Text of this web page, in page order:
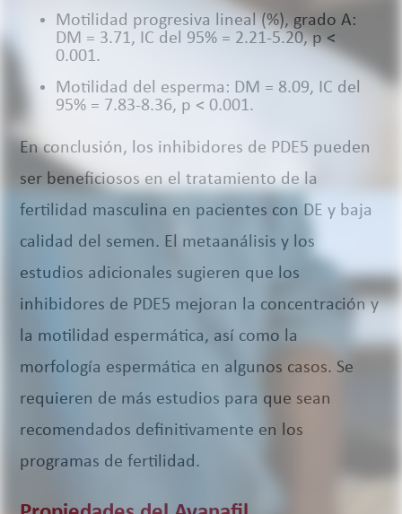
Motilidad progresiva lineal (%), grado A:
DM = 3.71, IC del 95% = 2.21-5.20, p <
0.001.
Motilidad del esperma: DM = 8.09, IC del
95% = 7.83-8.36, p < 0.001.
En conclusión, los inhibidores de PDE5 pueden
ser beneficiosos en el tratamiento de la
fertilidad masculina en pacientes con DE y baja
calidad del semen. El metaanálisis y los
estudios adicionales sugieren que los
inhibidores de PDE5 mejoran la concentración y
la motilidad espermática, así como la
morfología espermática en algunos casos. Se
requieren de más estudios para que sean
recomendados definitivamente en los
programas de fertilidad.